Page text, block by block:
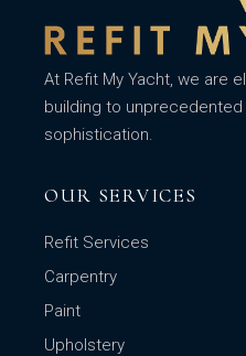
At Refit My Yacht, we are
building to unprecedented
sophistication.
OUR SERVICES
Refit Services
Carpentry
Paint
Upholstery